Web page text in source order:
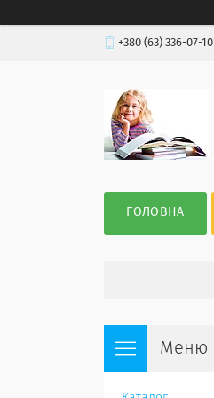
+380 (63) 336-07-10
ГОЛОВНА